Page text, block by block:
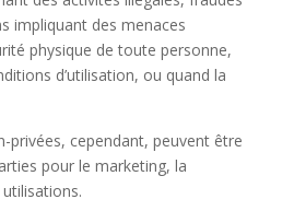
impliquant des menaces
physique de toute personne,
d’utilisation, ou quand la
privées, cependant, peuvent être
pour le marketing, la